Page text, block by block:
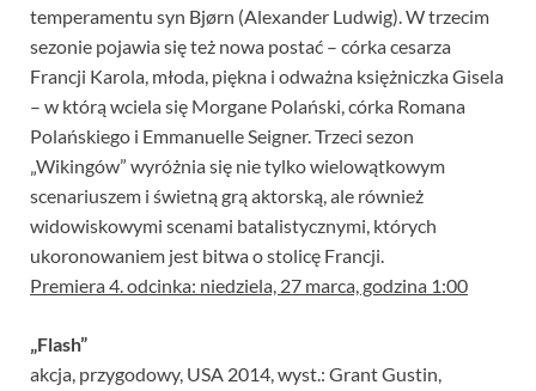
temperamentu syn Bjørn (Alexander Ludwig). W trzecim
sezonie pojawia się też nowa postać – córka cesarza
Francji Karola, młoda, piękna i odważna księżniczka Gisela
– w którą wciela się Morgane Polański, córka Romana
Polańskiego i Emmanuelle Seigner. Trzeci sezon
„Wikingów” wyróżnia się nie tylko wielowątkowym
scenariuszem i świetną grą aktorską, ale również
widowiskowymi scenami batalistycznymi, których
ukoronowaniem jest bitwa o stolicę Francji.
Premiera 4. odcinka: niedziela, 27 marca, godzina 1:00
„Flash”
akcja, przygodowy, USA 2014, wyst.: Grant Gustin,